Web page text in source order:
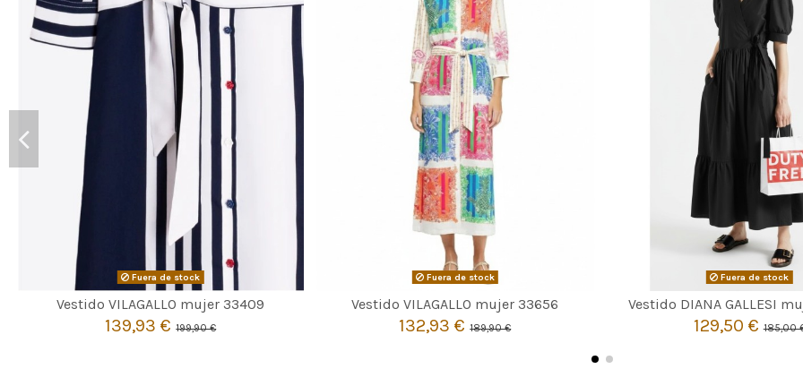
Fuera de stock
Vestido VILAGALLO mujer 33409
139,93 €199,90 €
 Agotado
Fuera de stock
Vestido VILAGALLO mujer 33656
132,93 €189,90 €
 Agotado
Fuera de stock
Vestido DIANA GALLESI
129,50 €185,00
 Agotado